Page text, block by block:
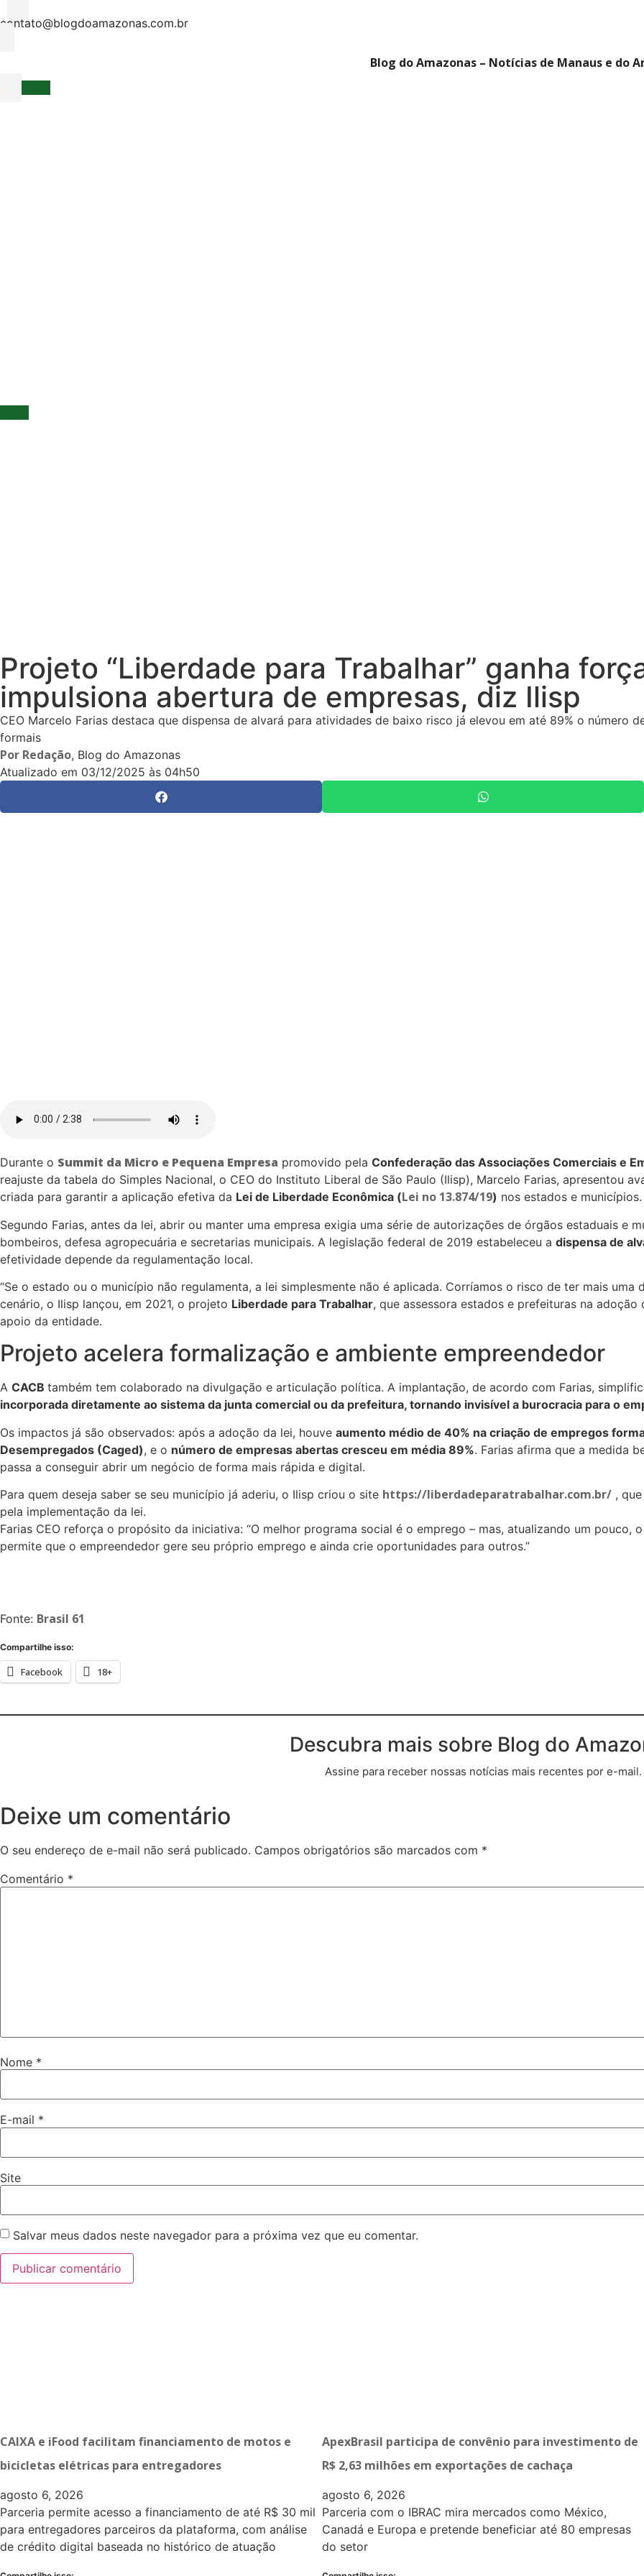
contato@blogdoamazonas.com.br
Blog do Amazonas – Notícias de Manaus e do
Projeto “Liberdade para Trabalhar” ganha
impulsiona abertura de empresas, diz Ilisp
CEO Marcelo Farias destaca que dispensa de alvará para atividades de baixo risco já elevou em até 89% o número
formais
Por Redação, Blog do Amazonas
Atualizado em 03/12/2025 às 04h50
Durante o Summit da Micro e Pequena Empresa promovido pela Confederação das Associações Comerciais e
reajuste da tabela do Simples Nacional, o CEO do Instituto Liberal de São Paulo (Ilisp), Marcelo Farias, apresentou
criada para garantir a aplicação efetiva da Lei de Liberdade Econômica (Lei no 13.874/19) nos estados e municípios.
Segundo Farias, antes da lei, abrir ou manter uma empresa exigia uma série de autorizações de órgãos estaduais e
bombeiros, defesa agropecuária e secretarias municipais. A legislação federal de 2019 estabeleceu a dispensa de
efetividade depende da regulamentação local.
“Se o estado ou o município não regulamenta, a lei simplesmente não é aplicada. Corríamos o risco de ter mais uma
cenário, o Ilisp lançou, em 2021, o projeto Liberdade para Trabalhar, que assessora estados e prefeituras na
apoio da entidade.
Projeto acelera formalização e ambiente empreendedor
A CACB também tem colaborado na divulgação e articulação política. A implantação, de acordo com Farias,
incorporada diretamente ao sistema da junta comercial ou da prefeitura, tornando invisível a burocracia para o
Os impactos já são observados: após a adoção da lei, houve aumento médio de 40% na criação de empregos
Desempregados (Caged), e o número de empresas abertas cresceu em média 89%. Farias afirma que a medida
passa a conseguir abrir um negócio de forma mais rápida e digital.
Para quem deseja saber se seu município já aderiu, o Ilisp criou o site https://liberdadeparatrabalhar.com.br/ ,
pela implementação da lei.
Farias CEO reforça o propósito da iniciativa: “O melhor programa social é o emprego – mas, atualizando um pouco,
permite que o empreendedor gere seu próprio emprego e ainda crie oportunidades para outros.”
Fonte: Brasil 61
Compartilhe isso:
Facebook 18+
Descubra mais sobre Blog do
Assine para receber nossas notícias mais recentes por e-mail.
Deixe um comentário
O seu endereço de e-mail não será publicado. Campos obrigatórios são marcados com *
Comentário *
Nome *
E-mail *
Site
Salvar meus dados neste navegador para a próxima vez que eu comentar.
CAIXA e iFood facilitam financiamento de motos e
bicicletas elétricas para entregadores
agosto 6, 2026
Parceria permite acesso a financiamento de até R$ 30 mil
para entregadores parceiros da plataforma, com análise
de crédito digital baseada no histórico de atuação
ApexBrasil participa de convênio para investimento de
R$ 2,63 milhões em exportações de cachaça
agosto 6, 2026
Parceria com o IBRAC mira mercados como México,
Canadá e Europa e pretende beneficiar até 80 empresas
do setor